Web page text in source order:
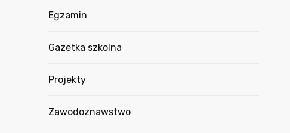
Egzamin
Gazetka szkolna
Projekty
Zawodoznawstwo